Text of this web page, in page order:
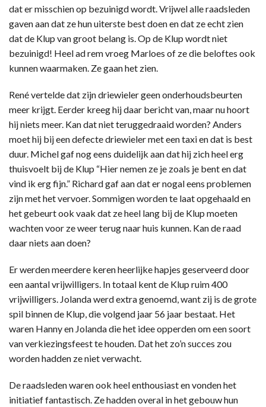
dat er misschien op bezuinigd wordt. Vrijwel alle raadsleden
gaven aan dat ze hun uiterste best doen en dat ze echt zien
dat de Klup van groot belang is. Op de Klup wordt niet
bezuinigd! Heel ad rem vroeg Marloes of ze die beloftes ook
kunnen waarmaken. Ze gaan het zien.
René vertelde dat zijn driewieler geen onderhoudsbeurten
meer krijgt. Eerder kreeg hij daar bericht van, maar nu hoort
hij niets meer. Kan dat niet teruggedraaid worden? Anders
moet hij bij een defecte driewieler met een taxi en dat is best
duur. Michel gaf nog eens duidelijk aan dat hij zich heel erg
thuisvoelt bij de Klup “Hier nemen ze je zoals je bent en dat
vind ik erg fijn.” Richard gaf aan dat er nogal eens problemen
zijn met het vervoer. Sommigen worden te laat opgehaald en
het gebeurt ook vaak dat ze heel lang bij de Klup moeten
wachten voor ze weer terug naar huis kunnen. Kan de raad
daar niets aan doen?
Er werden meerdere keren heerlijke hapjes geserveerd door
een aantal vrijwilligers. In totaal kent de Klup ruim 400
vrijwilligers. Jolanda werd extra genoemd, want zij is de grote
spil binnen de Klup, die volgend jaar 56 jaar bestaat. Het
waren Hanny en Jolanda die het idee opperden om een soort
van verkiezingsfeest te houden. Dat het zo’n succes zou
worden hadden ze niet verwacht.
De raadsleden waren ook heel enthousiast en vonden het
initiatief fantastisch. Ze hadden overal in het gebouw hun